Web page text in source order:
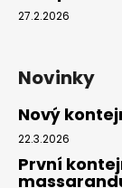
27.2.2026
Novinky
Nový
22.3.2026
První